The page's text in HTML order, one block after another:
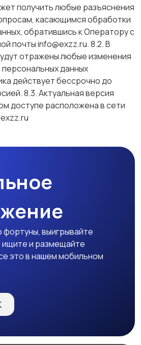
получить любые разъяснения
касающимся обработки
обратившись к Оператору с
почты info@exzz.ru. 8.2. В
отражены любые изменения
данных
действует бессрочно до
8.3. Актуальная версия
доступе расположена в сети
фортуны, выигрывайте
ищите и размещайте
это в нашем мобильном